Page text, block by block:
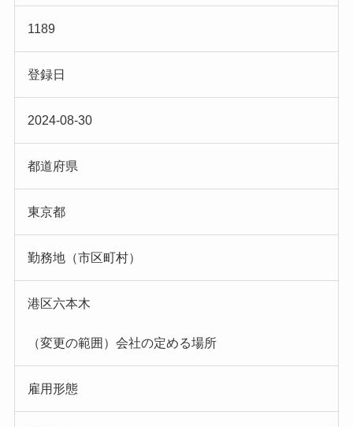
1189
登録日
2024-08-30
都道府県
東京都
勤務地（市区町村）
港区六本木
（変更の範囲）会社の定める場所
雇用形態